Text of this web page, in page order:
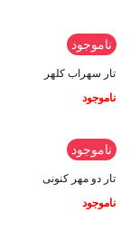
ناموجود
تار سهراب کلهر
ناموجود
ناموجود
تار دو مهر کنونی
ناموجود